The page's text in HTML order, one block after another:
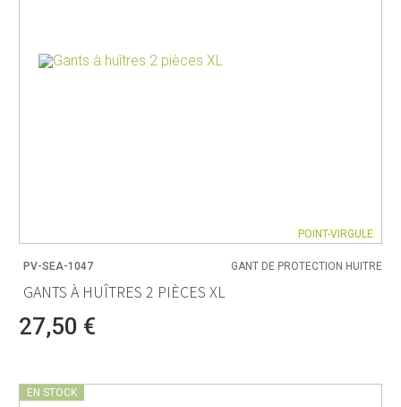
POINT-VIRGULE
PV-SEA-1047 GANT DE PROTECTION HUITRE
GANTS À HUÎTRES 2 PIÈCES XL
27,50 €
EN STOCK